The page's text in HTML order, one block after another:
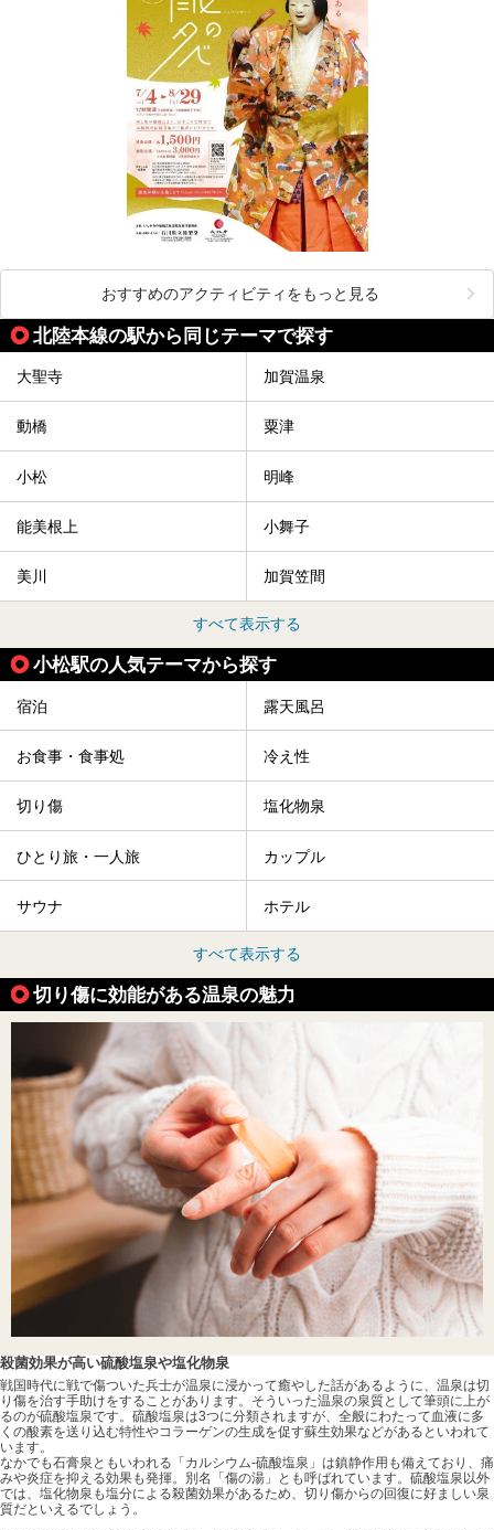
おすすめのアクティビティをもっと見る
北陸本線の駅から同じテーマで探す
大聖寺 加賀温泉
動橋 粟津
小松 明峰
能美根上 小舞子
美川 加賀笠間
すべて表示する
小松駅の人気テーマから探す
宿泊 露天風呂
お食事・食事処 冷え性
切り傷 塩化物泉
ひとり旅・一人旅 カップル
サウナ ホテル
すべて表示する
切り傷に効能がある温泉の魅力
殺菌効果が高い硫酸塩泉や塩化物泉
戦国時代に戦で傷ついた兵士が温泉に浸かって癒やした話があるように、温泉は切
り傷を治す手助けをすることがあります。そういった温泉の泉質として筆頭に上が
るのが硫酸塩泉です。硫酸塩泉は3つに分類されますが、全般にわたって血液に多
くの酸素を送り込む特性やコラーゲンの生成を促す蘇生効果などがあるといわれて
います。
なかでも石膏泉ともいわれる「カルシウム-硫酸塩泉」は鎮静作用も備えており、痛
みや炎症を抑える効果も発揮。別名「傷の湯」とも呼ばれています。硫酸塩泉以外
では、塩化物泉も塩分による殺菌効果があるため、切り傷からの回復に好ましい泉
質だといえるでしょう。